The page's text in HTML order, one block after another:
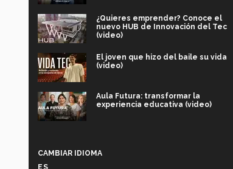
¿Quieres emprender? Conoce el
nuevo HUB de Innovación del Tec
(video)
El joven que hizo del baile su vida
(video)
Aula Futura: transformar la
experiencia educativa (video)
CAMBIAR IDIOMA
ES